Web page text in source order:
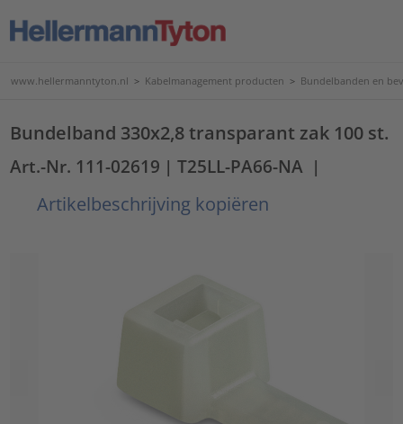
www.hellermanntyton.nl > Kabelmanagement producten > Bundelbanden en
Bundelband 330x2,8 transparant zak 100 st.
Art.-Nr. 111-02619 | T25LL-PA66-NA |
Artikelbeschrijving kopiëren